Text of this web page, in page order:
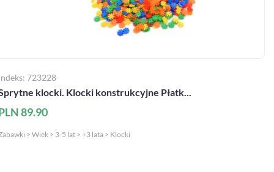
723228
klocki. Klocki konstrukcyjne Płatk...
89.90
> Wiek > 3-5 lat > +3 lata > Klocki